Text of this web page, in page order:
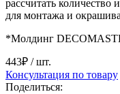
рассчитать
для монтажа и
*Молдинг
443₽ / шт.
Консультация по товару
Поделиться: